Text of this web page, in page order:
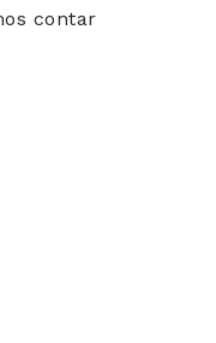
contar